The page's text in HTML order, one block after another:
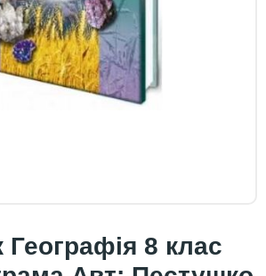
Географія 8 клас